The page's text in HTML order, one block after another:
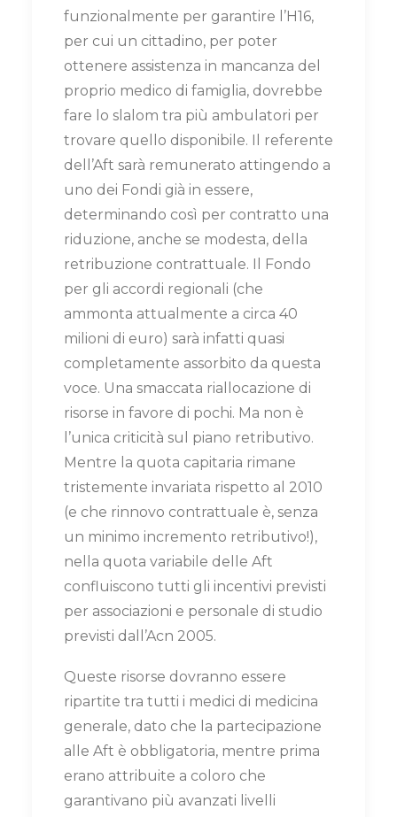
funzionalmente per garantire l’H16,
per cui un cittadino, per poter
ottenere assistenza in mancanza del
proprio medico di famiglia, dovrebbe
fare lo slalom tra più ambulatori per
trovare quello disponibile. Il referente
dell’Aft sarà remunerato attingendo a
uno dei Fondi già in essere,
determinando così per contratto una
riduzione, anche se modesta, della
retribuzione contrattuale. Il Fondo
per gli accordi regionali (che
ammonta attualmente a circa 40
milioni di euro) sarà infatti quasi
completamente assorbito da questa
voce. Una smaccata riallocazione di
risorse in favore di pochi. Ma non è
l’unica criticità sul piano retributivo.
Mentre la quota capitaria rimane
tristemente invariata rispetto al 2010
(e che rinnovo contrattuale è, senza
un minimo incremento retributivo!),
nella quota variabile delle Aft
confluiscono tutti gli incentivi previsti
per associazioni e personale di studio
previsti dall’Acn 2005.
Queste risorse dovranno essere
ripartite tra tutti i medici di medicina
generale, dato che la partecipazione
alle Aft è obbligatoria, mentre prima
erano attribuite a coloro che
garantivano più avanzati livelli